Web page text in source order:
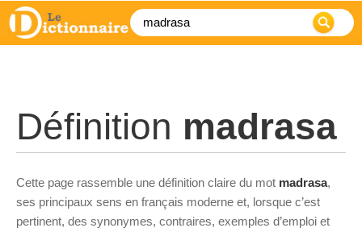
Définition madrasa
Cette page rassemble une définition claire du mot madrasa,
ses principaux sens en français moderne et, lorsque c’est
pertinent, des synonymes, contraires, exemples d’emploi et